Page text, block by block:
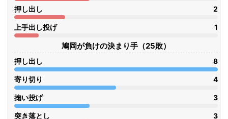
押し出し 2
上手出し投げ 1
鳩岡が負けの決まり手（25敗）
押し出し 8
寄り切り 4
掬い投げ 3
突き落とし 3